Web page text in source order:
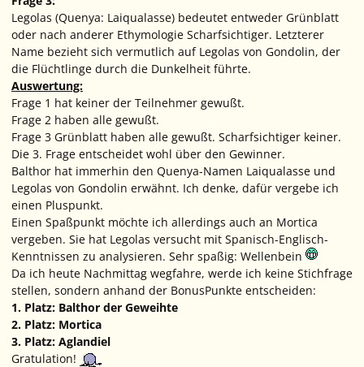
Legolas (Quenya: Laiqualasse) bedeutet entweder Grünblatt
oder nach anderer Ethymologie Scharfsichtiger. Letzterer
Name bezieht sich vermutlich auf Legolas von Gondolin, der
die Flüchtlinge durch die Dunkelheit führte.
Auswertung:
Frage 1 hat keiner der Teilnehmer gewußt.
Frage 2 haben alle gewußt.
Frage 3 Grünblatt haben alle gewußt. Scharfsichtiger keiner.
Die 3. Frage entscheidet wohl über den Gewinner.
Balthor hat immerhin den Quenya-Namen Laiqualasse und
Legolas von Gondolin erwähnt. Ich denke, dafür vergebe ich
einen Pluspunkt.
Einen Spaßpunkt möchte ich allerdings auch an Mortica
vergeben. Sie hat Legolas versucht mit Spanisch-Englisch-
Kenntnissen zu analysieren. Sehr spaßig: Wellenbein
Da ich heute Nachmittag wegfahre, werde ich keine Stichfrage
stellen, sondern anhand der BonusPunkte entscheiden:
1. Platz: Balthor der Geweihte
2. Platz: Mortica
3. Platz: Aglandiel
Gratulation!